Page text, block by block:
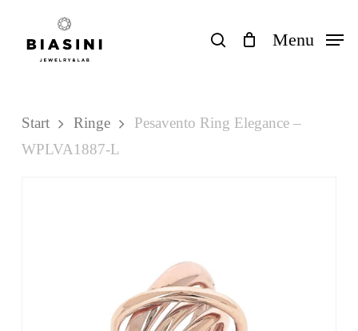
search Menu
Einkaufswagen
Close
Cart
Start Ringe
Pesavento Ring Elegance –
WPLVA1887-L